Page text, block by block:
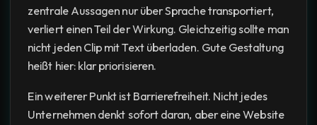
zentrale Aussagen nur über Sprache transportiert,
verliert einen Teil der Wirkung. Gleichzeitig sollte man
nicht jeden Clip mit Text überladen. Gute Gestaltung
heißt hier: klar priorisieren.
Ein weiterer Punkt ist Barrierefreiheit. Nicht jedes
Unternehmen denkt sofort daran, aber eine Website